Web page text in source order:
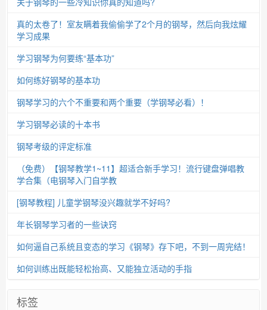
真的太卷了！室友瞒着我偷偷学了2个月的钢琴，然后向我炫耀
学习成果
学习钢琴为何要练“基本功”
如何练好钢琴的基本功
钢琴学习的六个不重要和两个重要（学钢琴必看）！
学习钢琴必读的十本书
钢琴考级的评定标准
（免费）【钢琴教学1~11】超适合新手学习！流行键盘弹唱教
学合集（电钢琴入门自学教
[钢琴教程] 儿童学钢琴没兴趣就学不好吗?
年长钢琴学习者的一些诀窍
如何逼自己系统且变态的学习《钢琴》存下吧，不到一周完结！
如何训练出既能轻松抬高、又能独立活动的手指
标签